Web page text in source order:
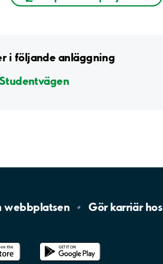
i följande anläggning
webbplatsen Gör karriär hos